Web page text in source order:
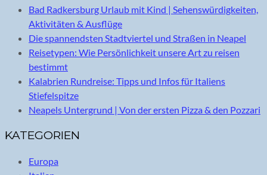
Bad Radkersburg Urlaub mit Kind | Sehenswürdigkeiten,
Aktivitäten & Ausflüge
Die spannendsten Stadtviertel und Straßen in Neapel
Reisetypen: Wie Persönlichkeit unsere Art zu reisen
bestimmt
Kalabrien Rundreise: Tipps und Infos für Italiens
Stiefelspitze
Neapels Untergrund | Von der ersten Pizza & den Pozzari
KATEGORIEN
Europa